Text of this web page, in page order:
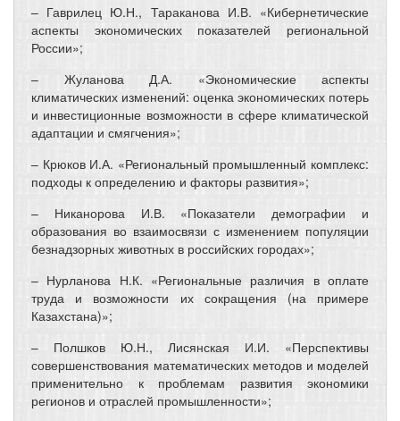
– Гаврилец Ю.Н., Тараканова И.В. «Кибернетические
аспекты экономических показателей региональной
России»;
– Жуланова Д.А. «Экономические аспекты
климатических изменений: оценка экономических потерь
и инвестиционные возможности в сфере климатической
адаптации и смягчения»;
– Крюков И.А. «Региональный промышленный комплекс:
подходы к определению и факторы развития»;
– Никанорова И.В. «Показатели демографии и
образования во взаимосвязи с изменением популяции
безнадзорных животных в российских городах»;
– Нурланова Н.К. «Региональные различия в оплате
труда и возможности их сокращения (на примере
Казахстана)»;
– Полшков Ю.Н., Лисянская И.И. «Перспективы
совершенствования математических методов и моделей
применительно к проблемам развития экономики
регионов и отраслей промышленности»;